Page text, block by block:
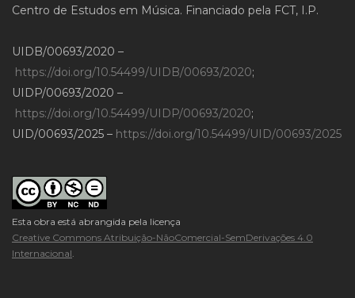
Centro de Estudos em Música. Financiado pela FCT, I.P.
UIDB/00693/2020 –
https://doi.org/10.54499/UIDB/00693/2020;
UIDP/00693/2020 –
https://doi.org/10.54499/UIDP/00693/2020;
UID/00693/2025 – https://doi.org/10.54499/UID/00693/2025
Esta obra está abrangida pela licença
Creative Commons Atribuição-NãoComercial-SemDerivações 4.0
Internacional